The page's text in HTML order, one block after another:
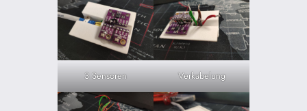
3 Sensoren Verkabelung